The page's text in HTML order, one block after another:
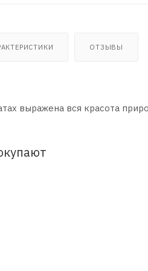
ОТЗЫВЫ
выражена вся красота